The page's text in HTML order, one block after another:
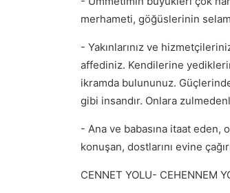
merhameti, göğüslerinin
- Yakınlarınız ve
affediniz. Kendilerine
ikramda bulununuz.
gibi insandır. Onlara
- Ana ve babasına itaat eden,
konuşan, dostlarını evine
CENNET YOLU- CEHENNEM